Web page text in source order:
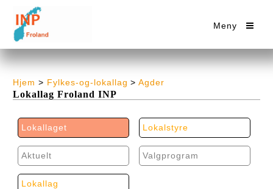
Meny
Hjem > Fylkes-og-lokallag >Agder
Lokallag Froland INP
Lokallaget Lokalstyre
Aktuelt Valgprogram
Lokallag